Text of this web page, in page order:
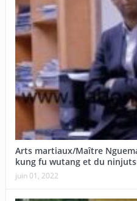
Arts martiaux/Maître
kung fu wutang et du
juin 01, 2022